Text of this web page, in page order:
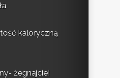
kaloryczną
żegnajcie!